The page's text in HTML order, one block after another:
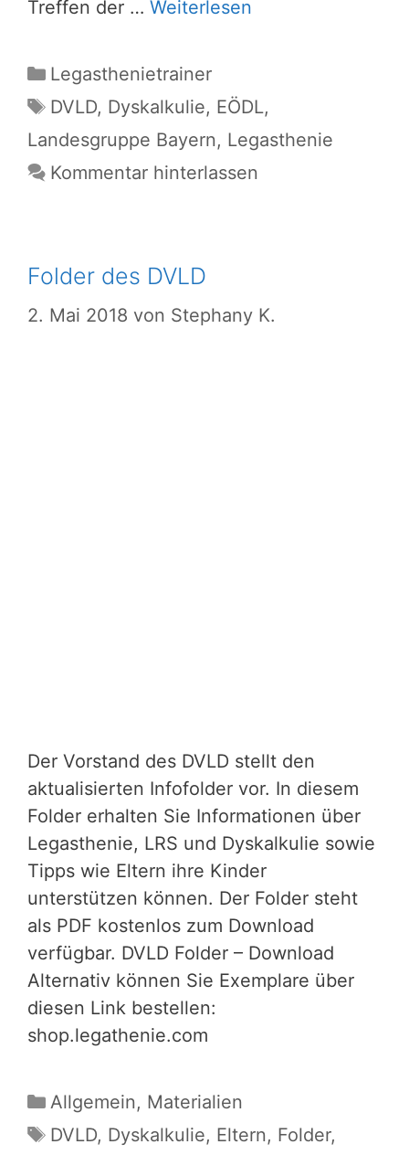
Treffen der … Weiterlesen
Kategorien
Legasthenietrainer
Schlagwörter
DVLD, Dyskalkulie, EÖDL,
Landesgruppe Bayern, Legasthenie
Kommentar hinterlassen
Folder des DVLD
2. Mai 2018 von Stephany K.
Der Vorstand des DVLD stellt den
aktualisierten Infofolder vor. In diesem
Folder erhalten Sie Informationen über
Legasthenie, LRS und Dyskalkulie sowie
Tipps wie Eltern ihre Kinder
unterstützen können. Der Folder steht
als PDF kostenlos zum Download
verfügbar. DVLD Folder – Download
Alternativ können Sie Exemplare über
diesen Link bestellen:
shop.legathenie.com
Kategorien
Allgemein, Materialien
Schlagwörter
DVLD, Dyskalkulie, Eltern, Folder,